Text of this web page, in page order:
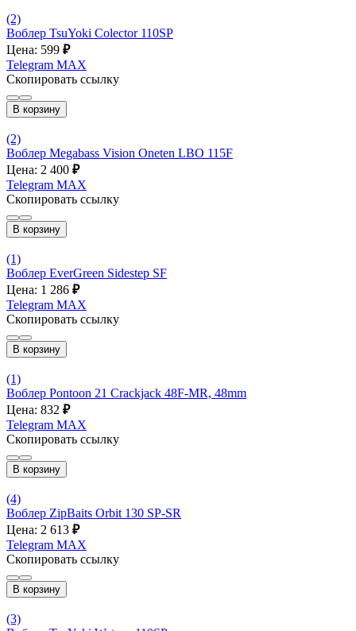
(2)
Воблер TsuYoki Colector 110SP
Цена: 599 ₽
Telegram MAX
Скопировать ссылку
В корзину
(2)
Воблер Megabass Vision Oneten LBO 115F
Цена: 2 400 ₽
Telegram MAX
Скопировать ссылку
В корзину
(1)
Воблер EverGreen Sidestep SF
Цена: 1 286 ₽
Telegram MAX
Скопировать ссылку
В корзину
(1)
Воблер Pontoon 21 Crackjack 48F-MR, 48mm
Цена: 832 ₽
Telegram MAX
Скопировать ссылку
В корзину
(4)
Воблер ZipBaits Orbit 130 SP-SR
Цена: 2 613 ₽
Telegram MAX
Скопировать ссылку
В корзину
(3)